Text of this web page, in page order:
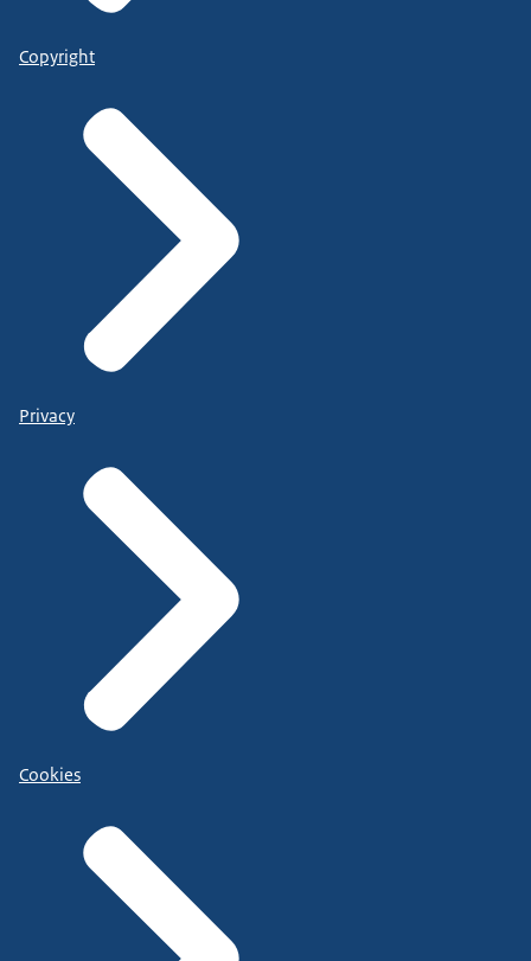
Copyright
Privacy
Cookies